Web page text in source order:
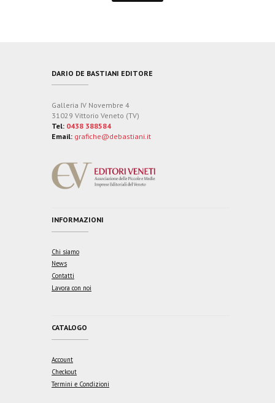
DARIO DE BASTIANI EDITORE
Galleria IV Novembre 4
31029 Vittorio Veneto (TV)
Tel: 0438 388584
Email: grafiche@debastiani.it
INFORMAZIONI
Chi siamo
News
Contatti
Lavora con noi
CATALOGO
Account
Checkout
Termini e Condizioni